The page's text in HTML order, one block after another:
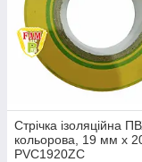
Стрічка ізоляційна
кольорова, 19 мм х
PVC1920ZC